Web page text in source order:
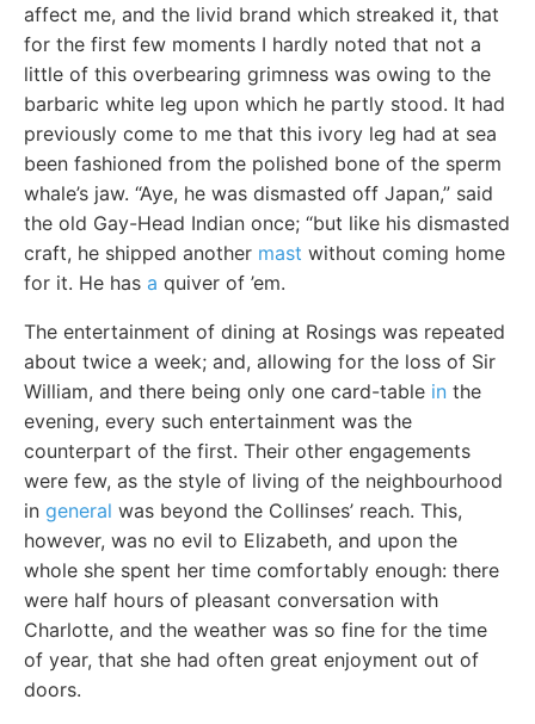
affect me, and the livid brand which streaked it, that
for the first few moments I hardly noted that not a
little of this overbearing grimness was owing to the
barbaric white leg upon which he partly stood. It had
previously come to me that this ivory leg had at sea
been fashioned from the polished bone of the sperm
whale’s jaw. “Aye, he was dismasted off Japan,” said
the old Gay-Head Indian once; “but like his dismasted
craft, he shipped another mast without coming home
for it. He has a quiver of ’em.
The entertainment of dining at Rosings was repeated
about twice a week; and, allowing for the loss of Sir
William, and there being only one card-table in the
evening, every such entertainment was the
counterpart of the first. Their other engagements
were few, as the style of living of the neighbourhood
in general was beyond the Collinses’ reach. This,
however, was no evil to Elizabeth, and upon the
whole she spent her time comfortably enough: there
were half hours of pleasant conversation with
Charlotte, and the weather was so fine for the time
of year, that she had often great enjoyment out of
doors.